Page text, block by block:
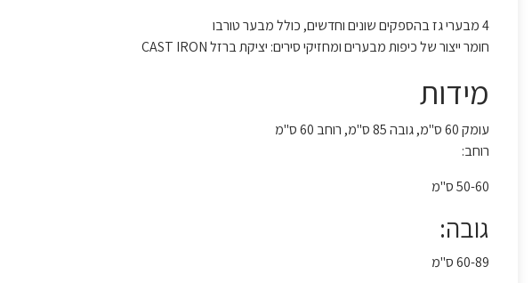
4 מבערי גז בהספקים שונים וחדשים, כולל מבער טורבו
חומר ייצור של כיפות מבערים ומחזיקי סירים: יציקת ברזלCAST IRON
מידות
עומק 60 ס"מ, גובה 85 ס"מ, רוחב 60 ס"מ
רוחב:
50-60 ס"מ
גובה:
60-89 ס"מ